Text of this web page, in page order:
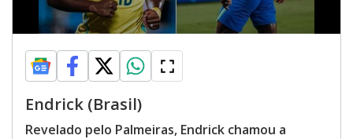
Endrick (Brasil)
Revelado pelo Palmeiras, Endrick chamou a